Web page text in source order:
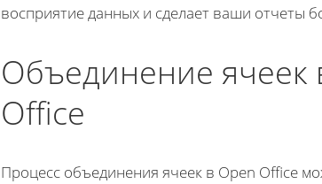
восприятие данных и сделает ваши отчеты
Объединение ячеек
Office
Процесс объединения ячеек в Open Office